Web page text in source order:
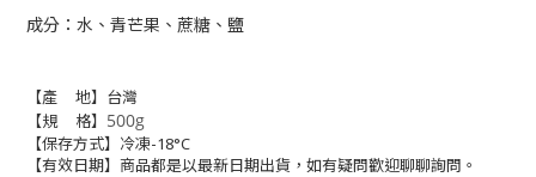
成分：水、青芒果、蔗糖、鹽
【產 地】台灣
【規 格】 500g
【保存方式】冷凍-18°C
【有效日期】商品都是以最新日期出貨，如有疑問歡迎聊聊詢問。